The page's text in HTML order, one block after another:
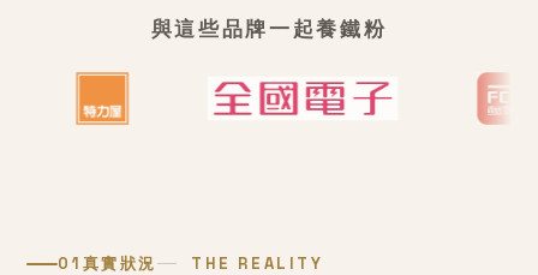
與這些品牌一起養鐵粉
01 真實狀況 THE REALITY